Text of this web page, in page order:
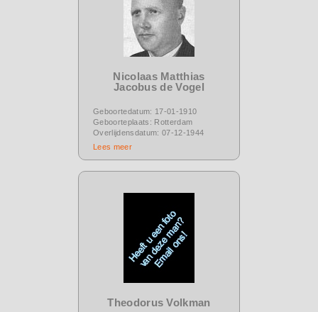
Nicolaas Matthias
Jacobus de Vogel
Geboortedatum: 17-01-1910
Geboorteplaats: Rotterdam
Overlijdensdatum: 07-12-1944
Lees meer
Theodorus Volkman